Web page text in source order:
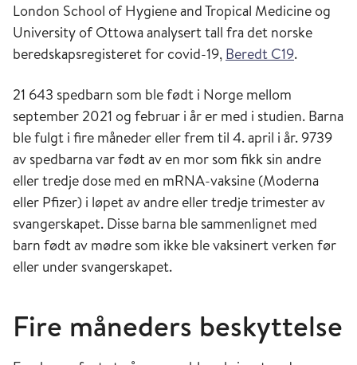
London School of Hygiene and Tropical Medicine og
University of Ottowa analysert tall fra det norske
beredskapsregisteret for covid-19, Beredt C19.
21 643 spedbarn som ble født i Norge mellom
september 2021 og februar i år er med i studien. Barna
ble fulgt i fire måneder eller frem til 4. april i år. 9739
av spedbarna var født av en mor som fikk sin andre
eller tredje dose med en mRNA-vaksine (Moderna
eller Pfizer) i løpet av andre eller tredje trimester av
svangerskapet. Disse barna ble sammenlignet med
barn født av mødre som ikke ble vaksinert verken før
eller under svangerskapet.
Fire måneders beskyttelse